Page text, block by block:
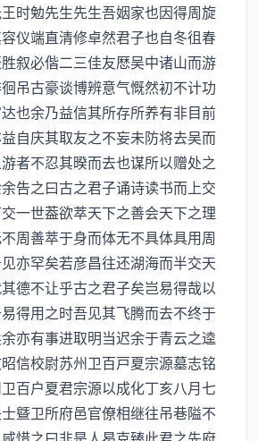
时勉先生先生吾姻家也因得周旋
仪端直清修卓然君子也自冬徂春
叙必偕二三佳友厯吴中诸山而游
吊古豪谈博辨意气慨然初不计功
也余乃益信其所存所养有非目前
自庆其取友之不妄未防将去吴而
者不忍其暌而去也谋所以赠处之
告之曰古之君子诵诗读书而上交
一世葢欲萃天下之善会天下之理
周善萃于身而体无不具体具用周
亦罕矣若彦昌往还湖海而半交天
德不让乎古之君子矣岂易得哉以
得用之时吾见其飞腾而去不终于
亦有事进取明当迟余于青云之逵
信校尉苏州卫百戸夏宗源墓志铭
户夏君宗源以成化丁亥八月七
曁卫所府邑官僚相继往吊巷隘不